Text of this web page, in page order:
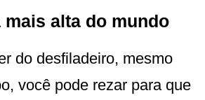
mais alta do mundo
do desfiladeiro, mesmo
você pode rezar para que